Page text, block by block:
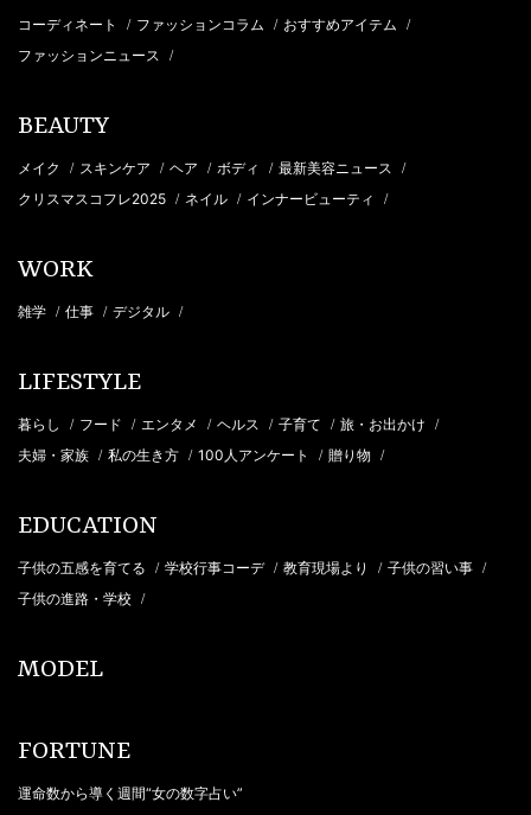
コーディネート / ファッションコラム / おすすめアイテム /
ファッションニュース /
BEAUTY
メイク / スキンケア / ヘア / ボディ / 最新美容ニュース /
クリスマスコフレ2025 / ネイル / インナービューティ /
WORK
雑学 / 仕事 / デジタル /
LIFESTYLE
暮らし / フード / エンタメ / ヘルス / 子育て / 旅・お出かけ /
夫婦・家族 / 私の生き方 / 100人アンケート / 贈り物 /
EDUCATION
子供の五感を育てる / 学校行事コーデ / 教育現場より / 子供の習い事 /
子供の進路・学校 /
MODEL
FORTUNE
運命数から導く週間“女の数字占い”